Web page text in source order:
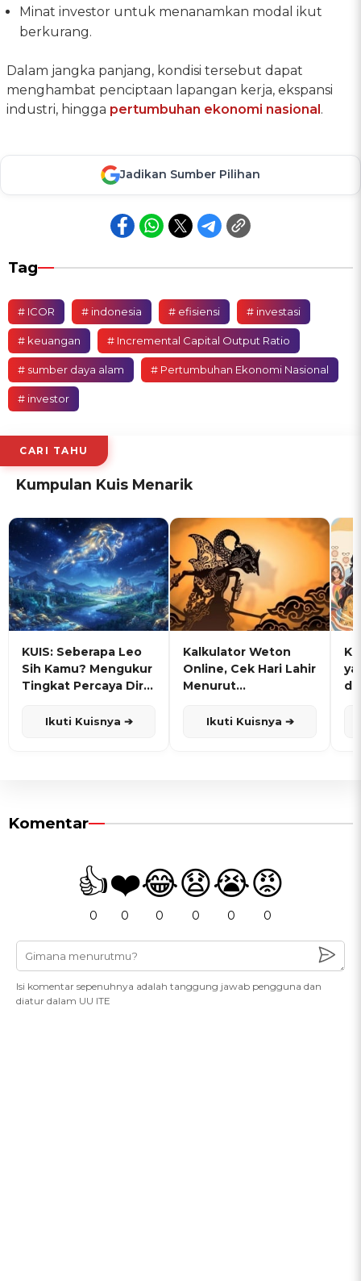
Minat investor untuk menanamkan modal ikut
berkurang.
Dalam jangka panjang, kondisi tersebut dapat
menghambat penciptaan lapangan kerja, ekspansi
industri, hingga pertumbuhan ekonomi nasional.
Jadikan Sumber Pilihan
Tag
# ICOR # indonesia # efisiensi # investasi
# keuangan # Incremental Capital Output Ratio
# sumber daya alam # Pertumbuhan Ekonomi Nasional
# investor
CARI TAHU
Kumpulan Kuis Menarik
KUIS: Seberapa Leo
Sih Kamu? Mengukur
Tingkat Percaya Diri
Ikuti Kuisnya ➔
Kalkulator Weton
Online, Cek Hari Lahir
Menurut
Ikuti Kuisnya ➔
Komentar
👍
0
❤️
0
😂
0
😧
0
😭
0
😡
0
Isi komentar sepenuhnya adalah tanggung jawab pengguna dan
diatur dalam UU ITE